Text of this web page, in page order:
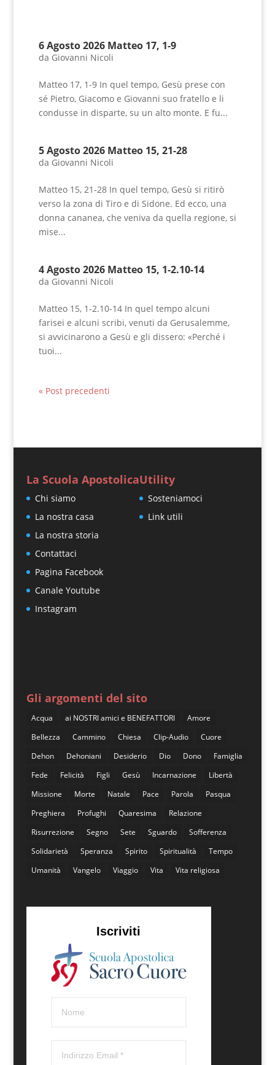
6 Agosto 2026 Matteo 17, 1-9
da Giovanni Nicoli
Matteo 17, 1-9 In quel tempo, Gesù prese con
sé Pietro, Giacomo e Giovanni suo fratello e li
condusse in disparte, su un alto monte. E fu...
5 Agosto 2026 Matteo 15, 21-28
da Giovanni Nicoli
Matteo 15, 21-28 In quel tempo, Gesù si ritirò
verso la zona di Tiro e di Sidone. Ed ecco, una
donna cananea, che veniva da quella regione, si
mise...
4 Agosto 2026 Matteo 15, 1-2.10-14
da Giovanni Nicoli
Matteo 15, 1-2.10-14 In quel tempo alcuni
farisei e alcuni scribi, venuti da Gerusalemme,
si avvicinarono a Gesù e gli dissero: «Perché i
tuoi...
« Post precedenti
La Scuola Apostolica
Chi siamo
La nostra casa
La nostra storia
Contattaci
Pagina Facebook
Canale Youtube
Instagram
Utility
Sosteniamoci
Link utili
Gli argomenti del sito
Acqua ai NOSTRI amici e BENEFATTORI
Amore
Bellezza
Cammino Chiesa Clip-Audio
Cuore
Dehon
Dehoniani Desiderio Dio Dono
Famiglia
Fede
Felicità Figli Gesù Incarnazione
Libertà
Missione
Morte Natale Pace Parola
Pasqua
Preghiera
Profughi Quaresima
Relazione
Risurrezione
Segno Sete Sguardo
Sofferenza
Solidarietà
Speranza Spirito Spiritualità
Tempo
Umanità
Vangelo Viaggio Vita Vita religiosa
Iscriviti